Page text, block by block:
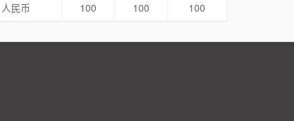
人民币
100 100 100